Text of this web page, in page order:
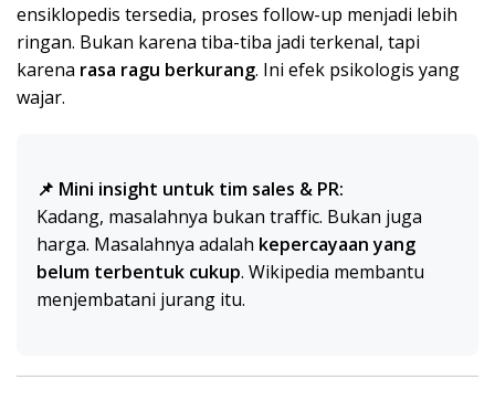
ensiklopedis tersedia, proses follow-up menjadi lebih
ringan. Bukan karena tiba-tiba jadi terkenal, tapi
karena rasa ragu berkurang. Ini efek psikologis yang
wajar.
📌 Mini insight untuk tim sales & PR:
Kadang, masalahnya bukan traffic. Bukan juga
harga. Masalahnya adalah kepercayaan yang
belum terbentuk cukup. Wikipedia membantu
menjembatani jurang itu.